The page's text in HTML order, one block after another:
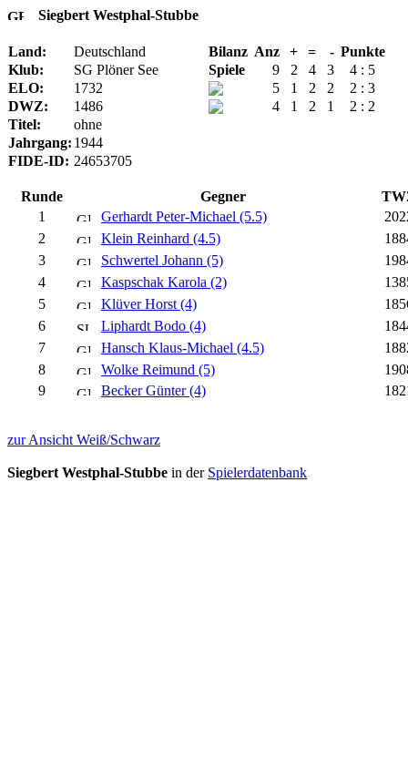
Siegbert Westphal-Stubbe
Land: Deutschland Bilanz Anz + = - Punkte
Klub:
SG Plöner See Spiele 9 2 4 3
4 : 5
ELO:
1732 5 1 2 2
2 : 3
DWZ:
1486 4 1 2 1
2 : 2
Titel:
ohne
Jahrgang: 1944
FIDE-ID: 24653705
Runde Gegner
1
Gerhardt Peter-Michael (5.5)
2
Klein Reinhard (4.5)
3
Schwertel Johann (5)
4
Kaspschak Karola (2)
5
Klüver Horst (4)
6
Liphardt Bodo (4)
7
Hansch Klaus-Michael (4.5)
8
Wolke Reimund (5)
9
Becker Günter (4)
zur Ansicht Weiß/Schwarz
Siegbert Westphal-Stubbe in der Spielerdatenbank